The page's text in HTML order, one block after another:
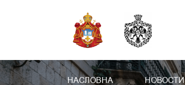
НАСЛОВНА НОВОСТИ